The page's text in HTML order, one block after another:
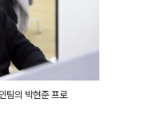
팀의 박현준 프로